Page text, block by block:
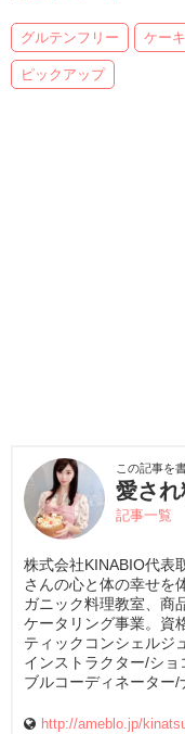
グルテンフリー ケーキ
ピックアップ
この記事を
愛さ
記事一覧
株式会社KINABIO代
さんの心と体の幸せを
ガニック料理教室、商
ケータリング事業。資
ティックコンシェルジ
インストラクター/シ
ブルコーディネーター
http://ameblo.jp/